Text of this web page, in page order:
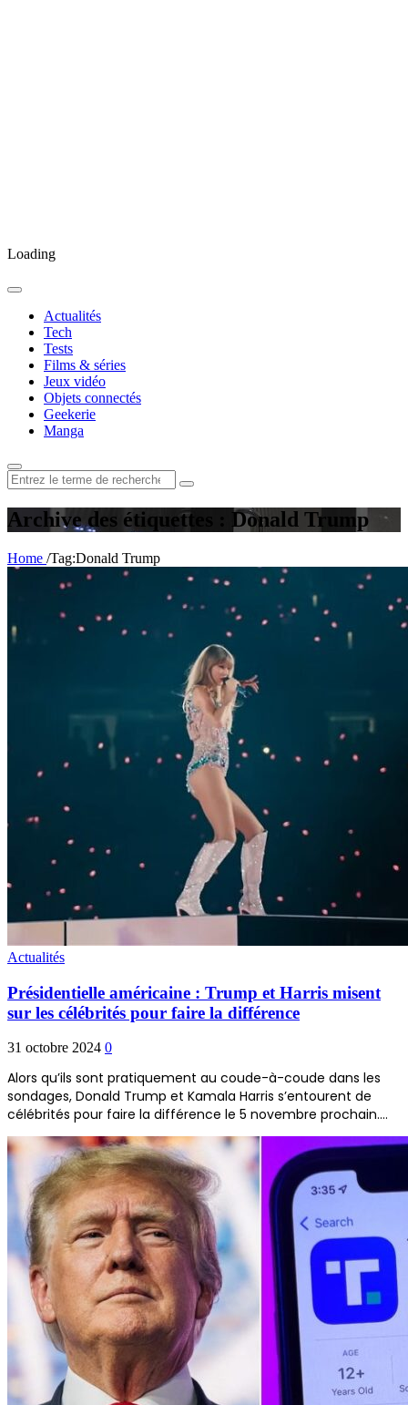
Loading
Actualités
Tech
Tests
Films & séries
Jeux vidéo
Objets connectés
Geekerie
Manga
Rechercher
:
Archive des étiquettes : Donald Trump
Home /Tag:Donald Trump
Actualités
Présidentielle américaine : Trump et Harris misent
sur les célébrités pour faire la différence
31 octobre 2024 0
Alors qu’ils sont pratiquement au coude-à-coude dans les
sondages, Donald Trump et Kamala Harris s’entourent de
célébrités pour faire la différence le 5 novembre prochain.…